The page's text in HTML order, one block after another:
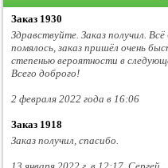
Заказ 1930
Здравствуйте. Заказ получил.
помялось, заказ пришёл очень
степенью вероятности в
Всего доброго!
2 февраля 2022 года в 16:06
Заказ 1918
Заказ получил, спасибо.
13 января 2022 г. в 12:17 Сергей